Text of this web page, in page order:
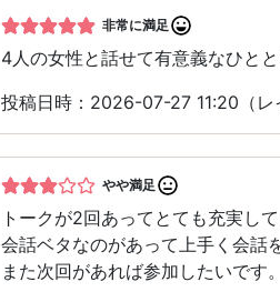
非常に満足
4人の女性と話せて有意義なひとと
投稿日時：2026-07-27 11:20（レ
やや満足
トークが2回あってとても充実して
会話ベタなのがあって上手く会話
また次回があれば参加したいです。